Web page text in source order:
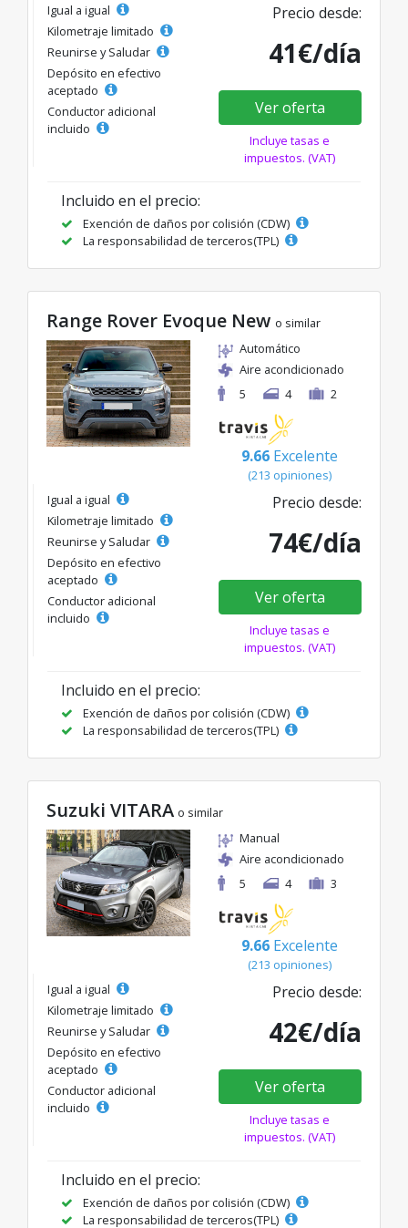
Igual a igual
Kilometraje limitado
Reunirse y Saludar
Depósito en efectivo
aceptado
Conductor adicional
incluido
Precio desde:
41€/día
Ver oferta
Incluye tasas e
impuestos. (VAT)
Incluido en el precio:
Exención de daños por colisión (CDW)
La responsabilidad de terceros(TPL)
Range Rover Evoque New o similar
Automático
Aire acondicionado
5
4 2
9.66 Excelente
(213 opiniones)
Igual a igual
Kilometraje limitado
Reunirse y Saludar
Depósito en efectivo
aceptado
Conductor adicional
incluido
Precio desde:
74€/día
Ver oferta
Incluye tasas e
impuestos. (VAT)
Incluido en el precio:
Exención de daños por colisión (CDW)
La responsabilidad de terceros(TPL)
Suzuki VITARA o similar
Manual
Aire acondicionado
5
4 3
9.66 Excelente
(213 opiniones)
Igual a igual
Kilometraje limitado
Reunirse y Saludar
Depósito en efectivo
aceptado
Conductor adicional
incluido
Precio desde:
42€/día
Ver oferta
Incluye tasas e
impuestos. (VAT)
Incluido en el precio:
Exención de daños por colisión (CDW)
La responsabilidad de terceros(TPL)